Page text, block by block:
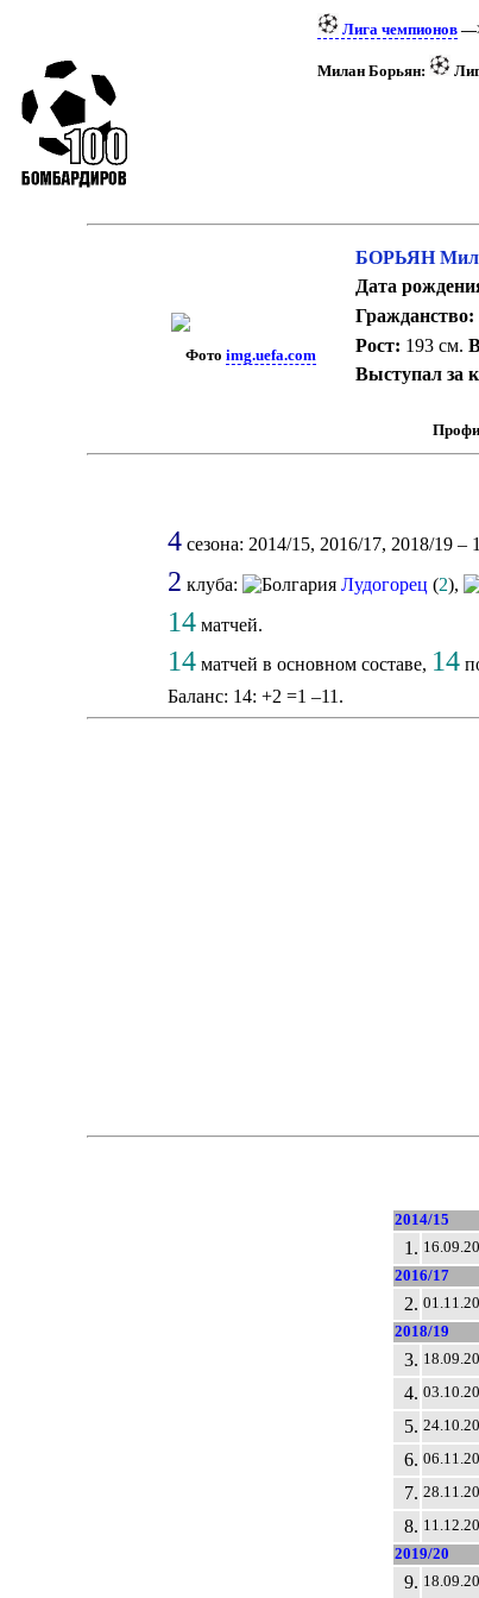
Лига чемпионов
Милан Борьян:
Фотоimg.uefa.com
БОРЬЯН
Дата
Гражданство:
Рост: 193 см.
Выступал за
4сезона: 2014/15, 2016/17, 2018/19 –
2 клуба: Лудогорец (2),
14матчей.
14матчей в основном составе, 14
Баланс: 14: +2 =1 –11.
2014/15
1.
2016/17
2.
2018/19
3.
4.
5.
6.
7.
8.
2019/20
9.